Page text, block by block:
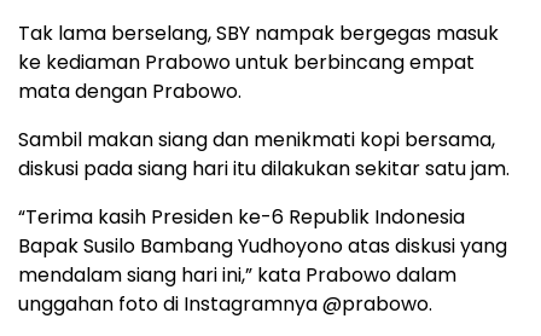
Tak lama berselang, SBY nampak bergegas masuk
ke kediaman Prabowo untuk berbincang empat
mata dengan Prabowo.
Sambil makan siang dan menikmati kopi bersama,
diskusi pada siang hari itu dilakukan sekitar satu jam.
“Terima kasih Presiden ke-6 Republik Indonesia
Bapak Susilo Bambang Yudhoyono atas diskusi yang
mendalam siang hari ini,” kata Prabowo dalam
unggahan foto di Instagramnya @prabowo.